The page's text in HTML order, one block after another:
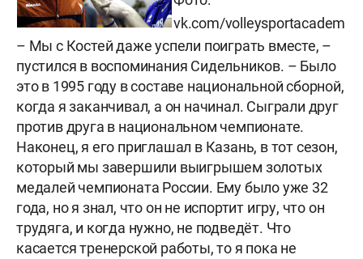
vk.com/volleysportacadem
– Мы с Костей даже успели поиграть вместе, –
пустился в воспоминания Сидельников. – Было
это в 1995 году в составе национальной сборной,
когда я заканчивал, а он начинал. Сыграли друг
против друга в национальном чемпионате.
Наконец, я его приглашал в Казань, в тот сезон,
который мы завершили выигрышем золотых
медалей чемпионата России. Ему было уже 32
года, но я знал, что он не испортит игру, что он
трудяга, и когда нужно, не подведёт. Что
касается тренерской работы, то я пока не